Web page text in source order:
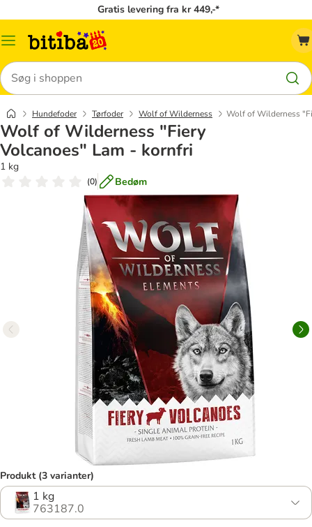
Gratis levering fra kr 449,-*
Menu
Søg
Hundefoder Tørfoder Wolf of Wilderness Wolf of Wilderness
Wolf of Wilderness "Fiery
Volcanoes" Lam - kornfri
1 kg
(0) Bedøm
Produkt (3 varianter)
1 kg
763187.0